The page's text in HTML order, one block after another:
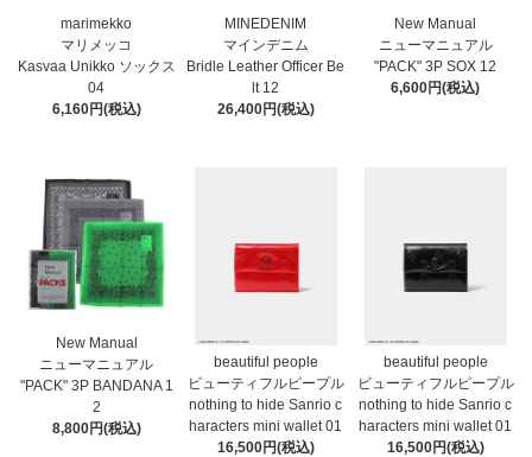
marimekko
マリメッコ
Kasvaa Unikko ソックス
04
6,160円(税込)
MINEDENIM
マインデニム
Bridle Leather Officer Be
lt 12
26,400円(税込)
New Manual
ニューマニュアル
"PACK" 3P SOX 12
6,600円(税込)
New Manual
ニューマニュアル
"PACK" 3P BANDANA 1
2
8,800円(税込)
beautiful people
ビューティフルピープル
nothing to hide Sanrio c
haracters mini wallet⁠ 01
16,500円(税込)
beautiful people
ビューティフルピープル
nothing to hide Sanrio c
haracters mini wallet⁠ 01
16,500円(税込)